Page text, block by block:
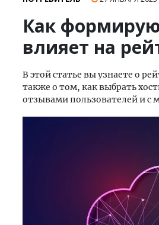
Как
влияет на
В этой статье вы узнаете о
также о том, как выбрать
отзывами пользователей и с